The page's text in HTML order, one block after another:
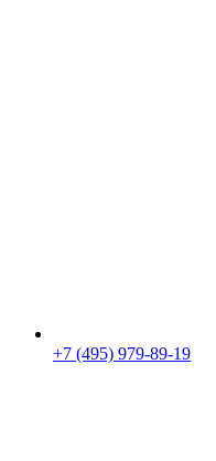
+7 (495) 979-89-19